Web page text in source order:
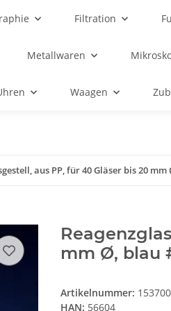
Filtration
Metallwaren
Waagen
aus PP, für 40 Gläser bis 20
mm Ø, blau
Artikelnummer:
HAN: 56604